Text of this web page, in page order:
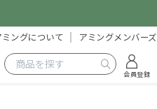
ミングについて アミングメンバーズ
会員登録